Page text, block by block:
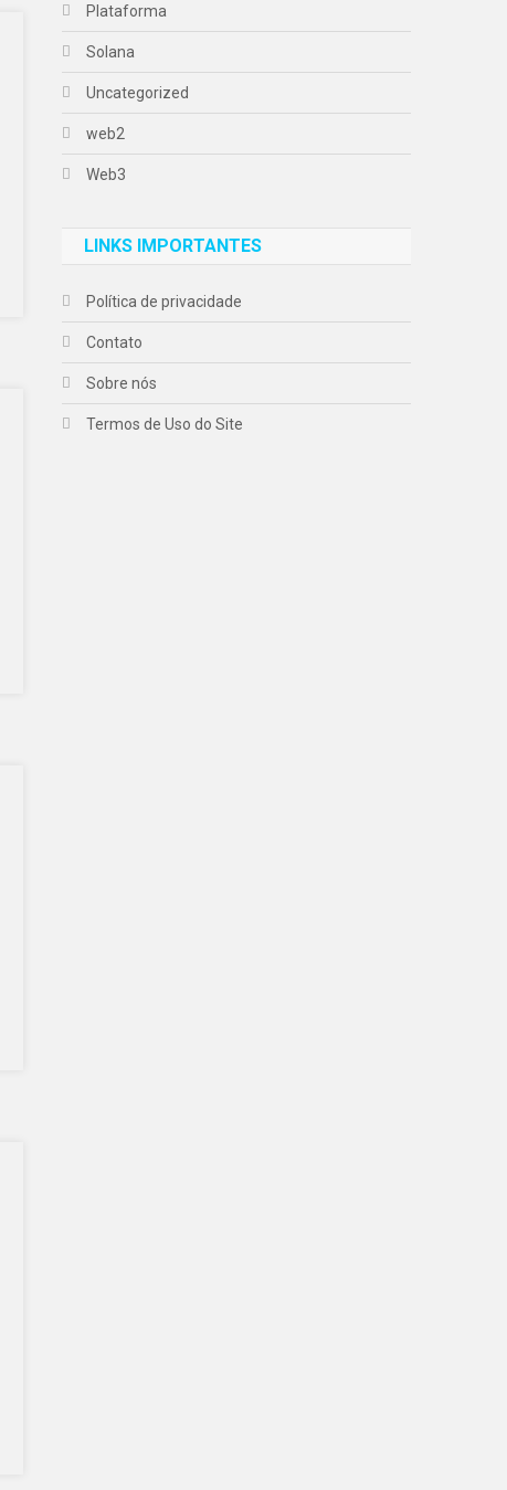
Plataforma
Solana
Uncategorized
web2
Web3
LINKS IMPORTANTES
Política de privacidade
Contato
Sobre nós
Termos de Uso do Site